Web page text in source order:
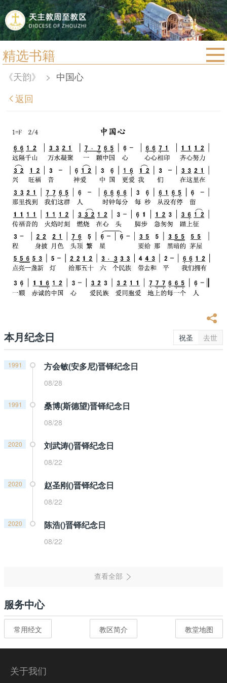
精选书籍
首页
宗教法规
教区简介
信仰文萃
教会圣月
《天韵》 > 中国心
返回
本月纪念日 祝圣 去世
1991 方会敏(安多尼)晋铎纪念日
08/28
1991 桑博(斯德望)晋铎纪念日
08/28
2020 刘武涛()晋铎纪念日
08/22
2020 赵圣刚()晋铎纪念日
08/22
2020 陈浩()晋铎纪念日
08/22
服务中心
常用经文 教区简介 教堂地图
关于我们